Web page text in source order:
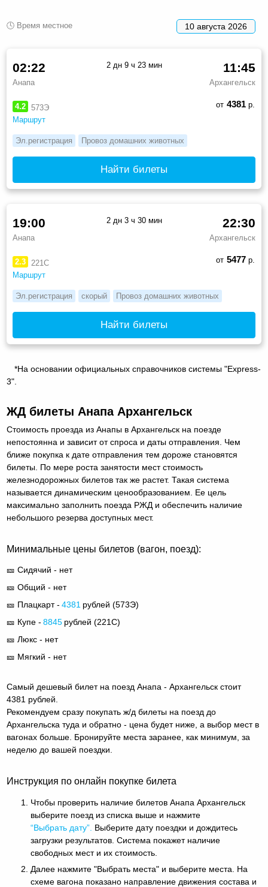
🕓 Время местное 10 августа 2026
4.2
573Э
Маршрут
02:22
Анапа
11:45
Архангельск
2 дн 9 ч 23 мин
от 4381р.
Эл.регистрация Провоз домашних животных
Найти билеты
2.3
221С
Маршрут
19:00
Анапа
22:30
Архангельск
2 дн 3 ч 30 мин
от 5477р.
Эл.регистрация скорый Провоз домашних животных
Найти билеты
*На основании официальных справочников системы "Express-
3".
ЖД билеты Анапа Архангельск
Стоимость проезда из Анапы в Архангельск на поезде
непостоянна и зависит от спроса и даты отправления. Чем
ближе покупка к дате отправления тем дороже становятся
билеты. По мере роста занятости мест стоимость
железнодорожных билетов так же растет. Такая система
называется динамическим ценообразованием. Ее цель
максимально заполнить поезда РЖД и обеспечить наличие
небольшого резерва доступных мест.
Минимальные цены билетов (вагон, поезд):
🎫 Сидячий - нет
🎫 Общий - нет
🎫 Плацкарт - 4381 рублей (573Э)
🎫 Купе - 8845 рублей (221С)
🎫 Люкс - нет
🎫 Мягкий - нет
Самый дешевый билет на поезд Анапа - Архангельск стоит
4381 рублей.
Рекомендуем сразу покупать ж/д билеты на поезд до
Архангельска туда и обратно - цена будет ниже, а выбор мест в
вагонах больше. Бронируйте места заранее, как минимум, за
неделю до вашей поездки.
Инструкция по онлайн покупке билета
Чтобы проверить наличие билетов Анапа Архангельск
выберите поезд из списка выше и нажмите
“Выбрать дату”. Выберите дату поездки и дождитесь
загрузки результатов. Система покажет наличие
свободных мест и их стоимость.
Далее нажмите "Выбрать места" и выберите места. На
схеме вагона показано направление движения состава и